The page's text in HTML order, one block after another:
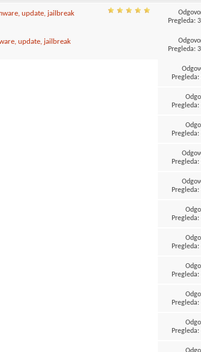
update, jailbreak
Pregleda:
update, jailbreak
Pregleda: